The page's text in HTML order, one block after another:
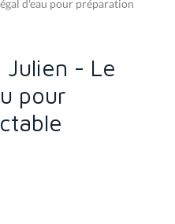
d'eau pour préparation
Julien - Le
pour